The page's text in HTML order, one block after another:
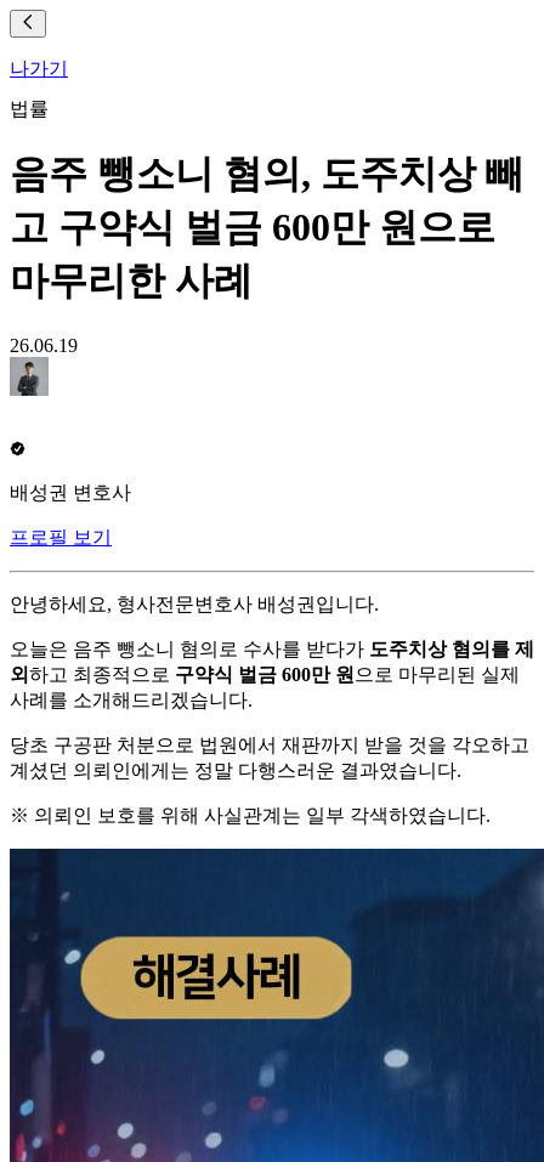
나가기
법률
음주 뺑소니 혐의, 도주치상 빼
고 구약식 벌금 600만 원으로
마무리한 사례
26.06.19
배성권 변호사
프로필 보기
안녕하세요, 형사전문변호사 배성권입니다.
오늘은 음주 뺑소니 혐의로 수사를 받다가 도주치상 혐의를 제
외하고 최종적으로 구약식 벌금 600만 원 으로 마무리된 실제
사례를 소개해드리겠습니다.
당초 구공판 처분으로 법원에서 재판까지 받을 것을 각오하고
계셨던 의뢰인에게는 정말 다행스러운 결과였습니다.
※ 의뢰인 보호를 위해 사실관계는 일부 각색하였습니다.